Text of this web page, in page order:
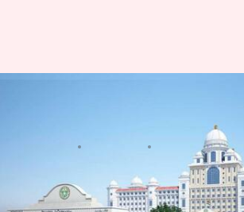
సచివాలయ ప్రారంభోత్సవం
ఈ వార్తాకథనం ఏంటి